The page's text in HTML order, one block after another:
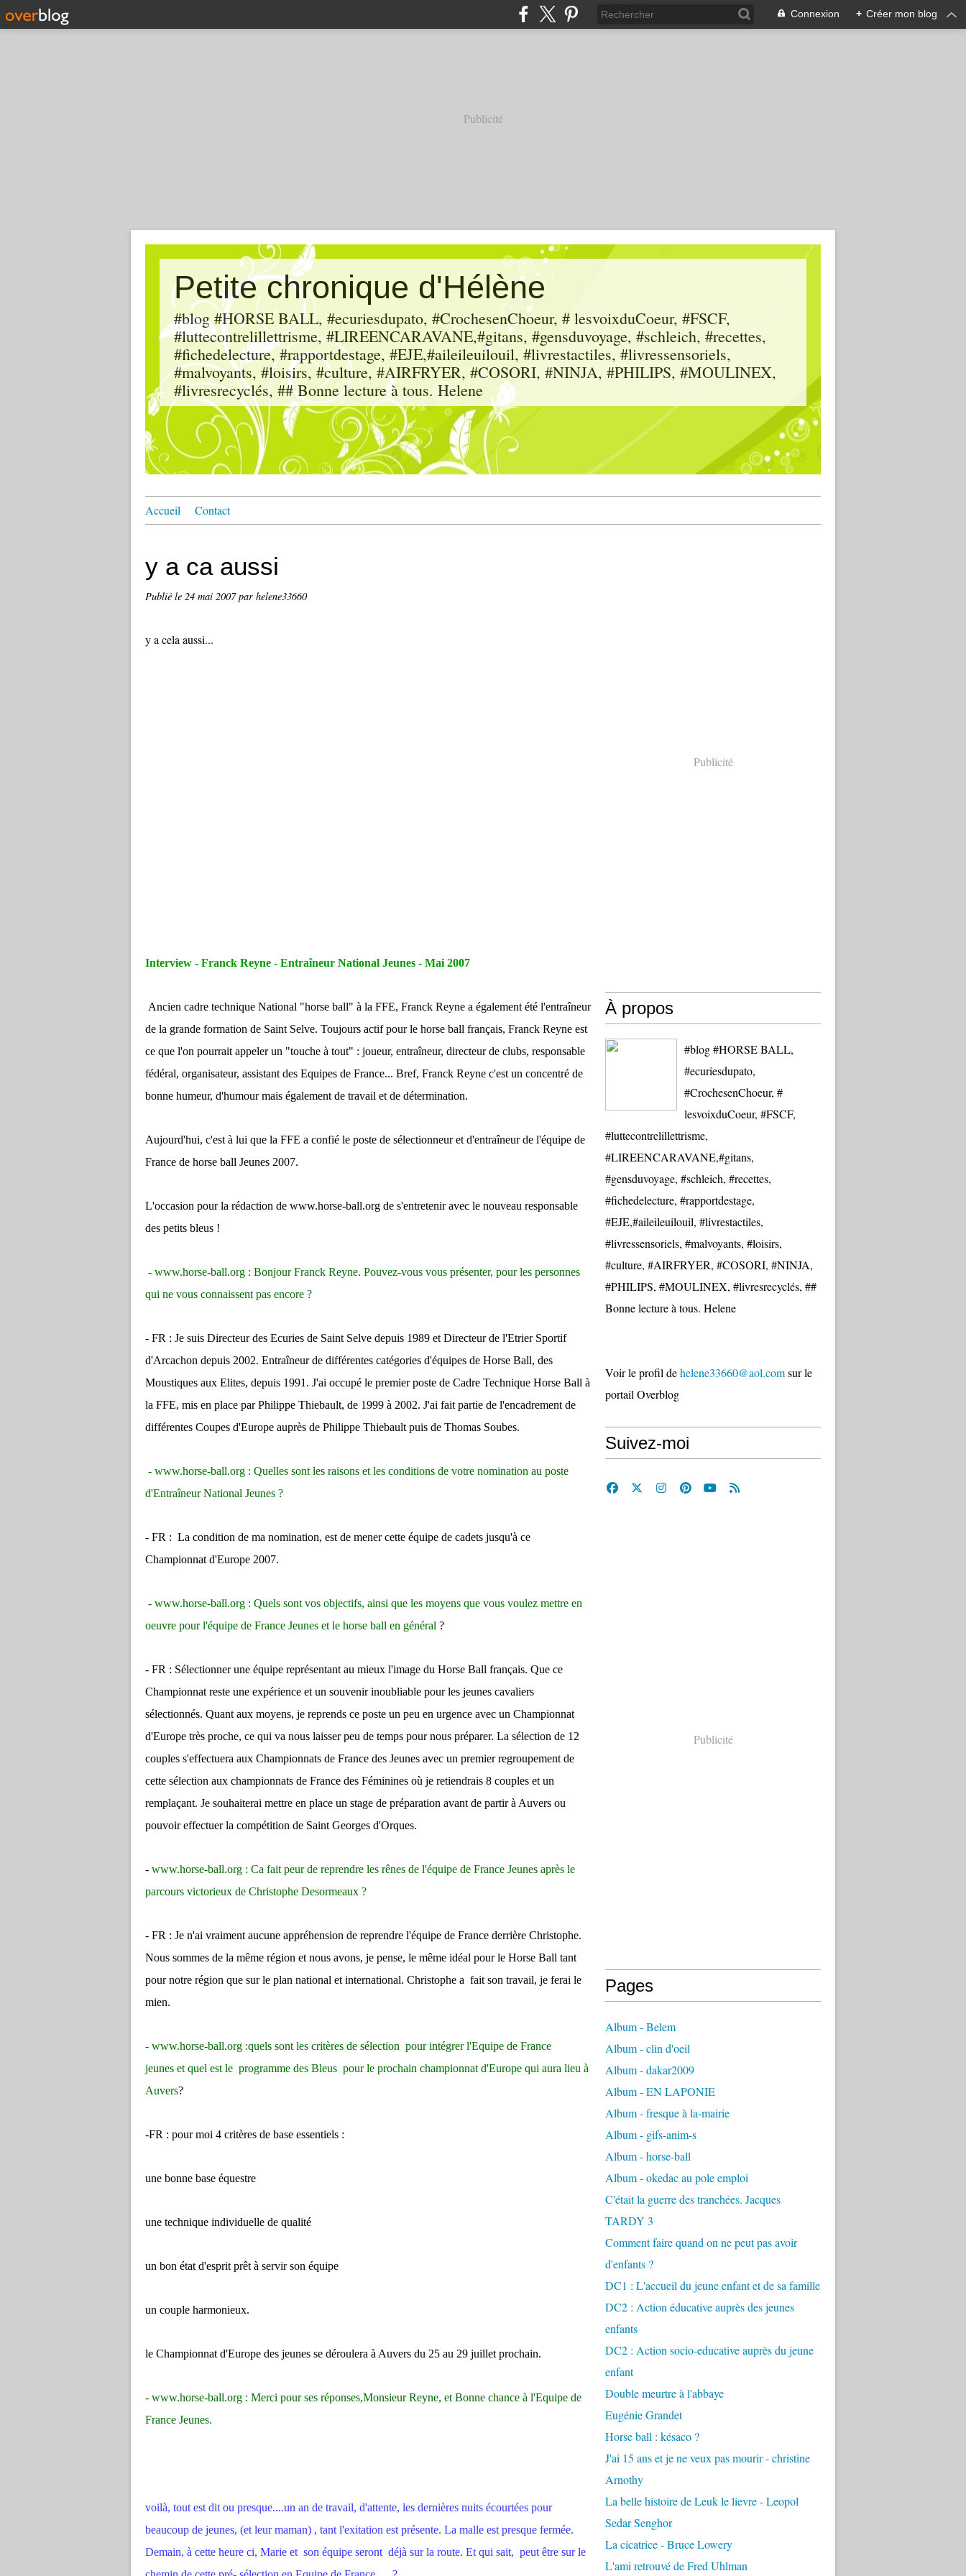
Connexion + Créer mon blog
Publicité
Petite chronique d'Hélène
#blog #HORSE BALL, #ecuriesdupato, #CrochesenChoeur, # lesvoixduCoeur, #FSCF,
#luttecontrelillettrisme, #LIREENCARAVANE,#gitans, #gensduvoyage, #schleich, #recettes,
#fichedelecture, #rapportdestage, #EJE,#aileileuilouil, #livrestactiles, #livressensoriels,
#malvoyants, #loisirs, #culture, #AIRFRYER, #COSORI, #NINJA, #PHILIPS, #MOULINEX,
#livresrecyclés, ## Bonne lecture à tous. Helene
Accueil Contact
y a ca aussi
Publié le 24 mai 2007par helene33660
y a cela aussi...
Interview - Franck Reyne - Entraîneur National Jeunes - Mai 2007
Ancien cadre technique National "horse ball" à la FFE, Franck Reyne a également été l'entraîneur
de la grande formation de Saint Selve. Toujours actif pour le horse ball français, Franck Reyne est
ce que l'on pourrait appeler un "touche à tout" : joueur, entraîneur, directeur de clubs, responsable
fédéral, organisateur, assistant des Equipes de France... Bref, Franck Reyne c'est un concentré de
bonne humeur, d'humour mais également de travail et de détermination.
Aujourd'hui, c'est à lui que la FFE a confié le poste de sélectionneur et d'entraîneur de l'équipe de
France de horse ball Jeunes 2007.
L'occasion pour la rédaction de www.horse-ball.org de s'entretenir avec le nouveau responsable
des petits bleus !
- www.horse-ball.org : Bonjour Franck Reyne. Pouvez-vous vous présenter, pour les personnes
qui ne vous connaissent pas encore ?
- FR : Je suis Directeur des Ecuries de Saint Selve depuis 1989 et Directeur de l'Etrier Sportif
d'Arcachon depuis 2002. Entraîneur de différentes catégories d'équipes de Horse Ball, des
Moustiques aux Elites, depuis 1991. J'ai occupé le premier poste de Cadre Technique Horse Ball à
la FFE, mis en place par Philippe Thiebault, de 1999 à 2002. J'ai fait partie de l'encadrement de
différentes Coupes d'Europe auprès de Philippe Thiebault puis de Thomas Soubes.
- www.horse-ball.org : Quelles sont les raisons et les conditions de votre nomination au poste
d'Entraîneur National Jeunes ?
- FR : La condition de ma nomination, est de mener cette équipe de cadets jusqu'à ce
Championnat d'Europe 2007.
- www.horse-ball.org : Quels sont vos objectifs, ainsi que les moyens que vous voulez mettre en
oeuvre pour l'équipe de France Jeunes et le horse ball en général ?
- FR : Sélectionner une équipe représentant au mieux l'image du Horse Ball français. Que ce
Championnat reste une expérience et un souvenir inoubliable pour les jeunes cavaliers
sélectionnés. Quant aux moyens, je reprends ce poste un peu en urgence avec un Championnat
d'Europe très proche, ce qui va nous laisser peu de temps pour nous préparer. La sélection de 12
couples s'effectuera aux Championnats de France des Jeunes avec un premier regroupement de
cette sélection aux championnats de France des Féminines où je retiendrais 8 couples et un
remplaçant. Je souhaiterai mettre en place un stage de préparation avant de partir à Auvers ou
pouvoir effectuer la compétition de Saint Georges d'Orques.
- www.horse-ball.org : Ca fait peur de reprendre les rênes de l'équipe de France Jeunes après le
parcours victorieux de Christophe Desormeaux ?
- FR : Je n'ai vraiment aucune appréhension de reprendre l'équipe de France derrière Christophe.
Nous sommes de la même région et nous avons, je pense, le même idéal pour le Horse Ball tant
pour notre région que sur le plan national et international. Christophe a fait son travail, je ferai le
mien.
- www.horse-ball.org :quels sont les critères de sélection pour intégrer l'Equipe de France
jeunes et quel est le programme des Bleus pour le prochain championnat d'Europe qui aura lieu à
Auvers?
-FR : pour moi 4 critères de base essentiels :
une bonne base équestre
une technique individuelle de qualité
un bon état d'esprit prêt à servir son équipe
un couple harmonieux.
le Championnat d'Europe des jeunes se déroulera à Auvers du 25 au 29 juillet prochain.
- www.horse-ball.org : Merci pour ses réponses,Monsieur Reyne, et Bonne chance à l'Equipe de
France Jeunes.
voilà, tout est dit ou presque....un an de travail, d'attente, les dernières nuits écourtées pour
beaucoup de jeunes, (et leur maman) , tant l'exitation est présente. La malle est presque fermée.
Demain, à cette heure ci, Marie et son équipe seront déjà sur la route. Et qui sait, peut être sur le
Publicité
À propos
#blog #HORSE BALL,
#ecuriesdupato,
#CrochesenChoeur, #
lesvoixduCoeur, #FSCF,
#luttecontrelillettrisme,
#LIREENCARAVANE,#gitans,
#gensduvoyage, #schleich, #recettes,
#fichedelecture, #rapportdestage,
#EJE,#aileileuilouil, #livrestactiles,
#livressensoriels, #malvoyants, #loisirs,
#culture, #AIRFRYER, #COSORI, #NINJA,
#PHILIPS, #MOULINEX, #livresrecyclés, ##
Bonne lecture à tous. Helene
Voir le profil dehelene33660@aol.comsur le
portail Overblog
Suivez-moi
Publicité
Pages
Album - Belem
Album - clin d'oeil
Album - dakar2009
Album - EN LAPONIE
Album - fresque à la-mairie
Album - gifs-anim-s
Album - horse-ball
Album - okedac au pole emploi
C'était la guerre des tranchées. Jacques
TARDY 3
Comment faire quand on ne peut pas avoir
d'enfants ?
DC1 : L'accueil du jeune enfant et de sa famille
DC2 : Action éducative auprès des jeunes
enfants
DC2 : Action socio-educative auprès du jeune
enfant
Double meurtre à l'abbaye
Eugénie Grandet
Horse ball : késaco ?
J'ai 15 ans et je ne veux pas mourir - christine
Arnothy
La belle histoire de Leuk le lievre - Leopol
Sedar Senghor
La cicatrice - Bruce Lowery
L'ami retrouvé de Fred Uhlman